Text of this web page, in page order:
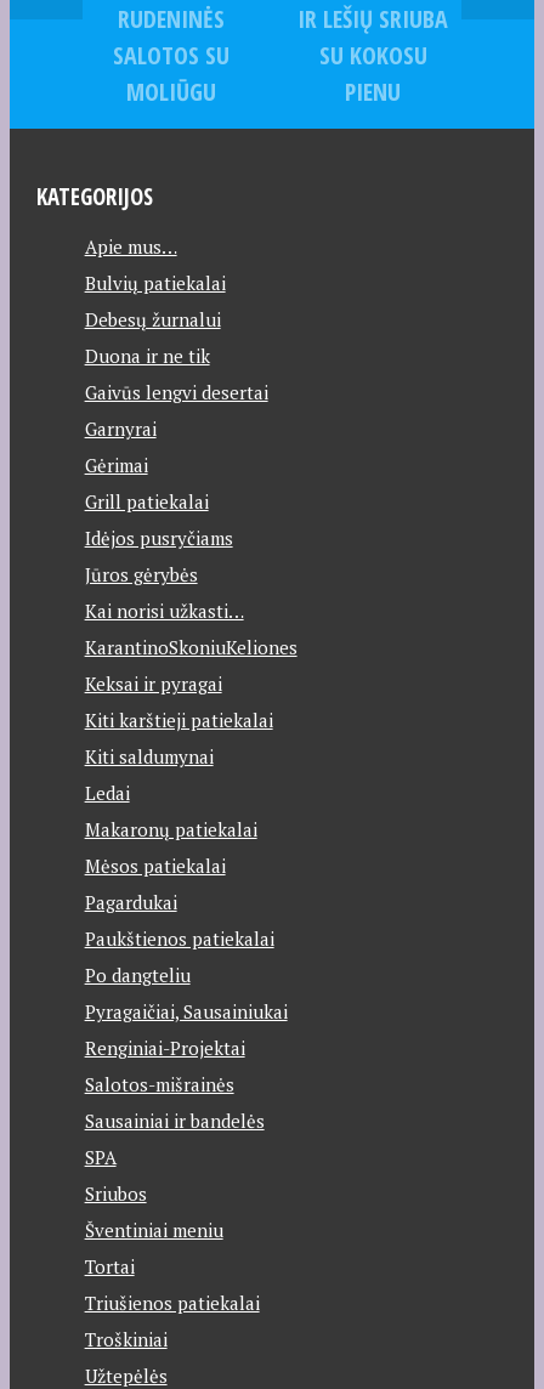
RUDENINĖS
SALOTOS SU
MOLIŪGU
IR LEŠIŲ SRIUBA
SU KOKOSU
PIENU
KATEGORIJOS
Apie mus…
Bulvių patiekalai
Debesų žurnalui
Duona ir ne tik
Gaivūs lengvi desertai
Garnyrai
Gėrimai
Grill patiekalai
Idėjos pusryčiams
Jūros gėrybės
Kai norisi užkasti…
KarantinoSkoniuKeliones
Keksai ir pyragai
Kiti karštieji patiekalai
Kiti saldumynai
Ledai
Makaronų patiekalai
Mėsos patiekalai
Pagardukai
Paukštienos patiekalai
Po dangteliu
Pyragaičiai, Sausainiukai
Renginiai-Projektai
Salotos-mišrainės
Sausainiai ir bandelės
SPA
Sriubos
Šventiniai meniu
Tortai
Triušienos patiekalai
Troškiniai
Užtepėlės